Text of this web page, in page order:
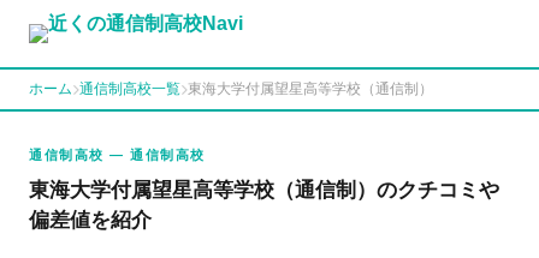
ホーム 通信制高校一覧 東海大学付属望星高等学校（通信制）
通信制高校 — 通信制高校
東海大学付属望星高等学校（通信制）のクチコミや
偏差値を紹介